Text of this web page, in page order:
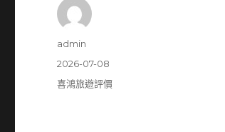
作
admin
發
佈
2026-07-08
分
喜鴻旅遊評價